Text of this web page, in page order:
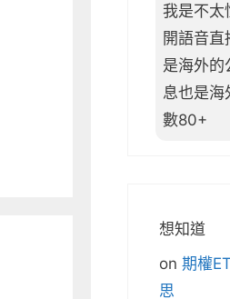
我是不太
開語音直
是海外
息也是海
數80+
想知道
on 期權
思